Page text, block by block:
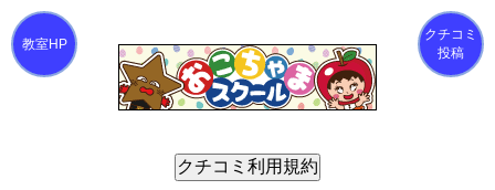
クチコミ
投稿